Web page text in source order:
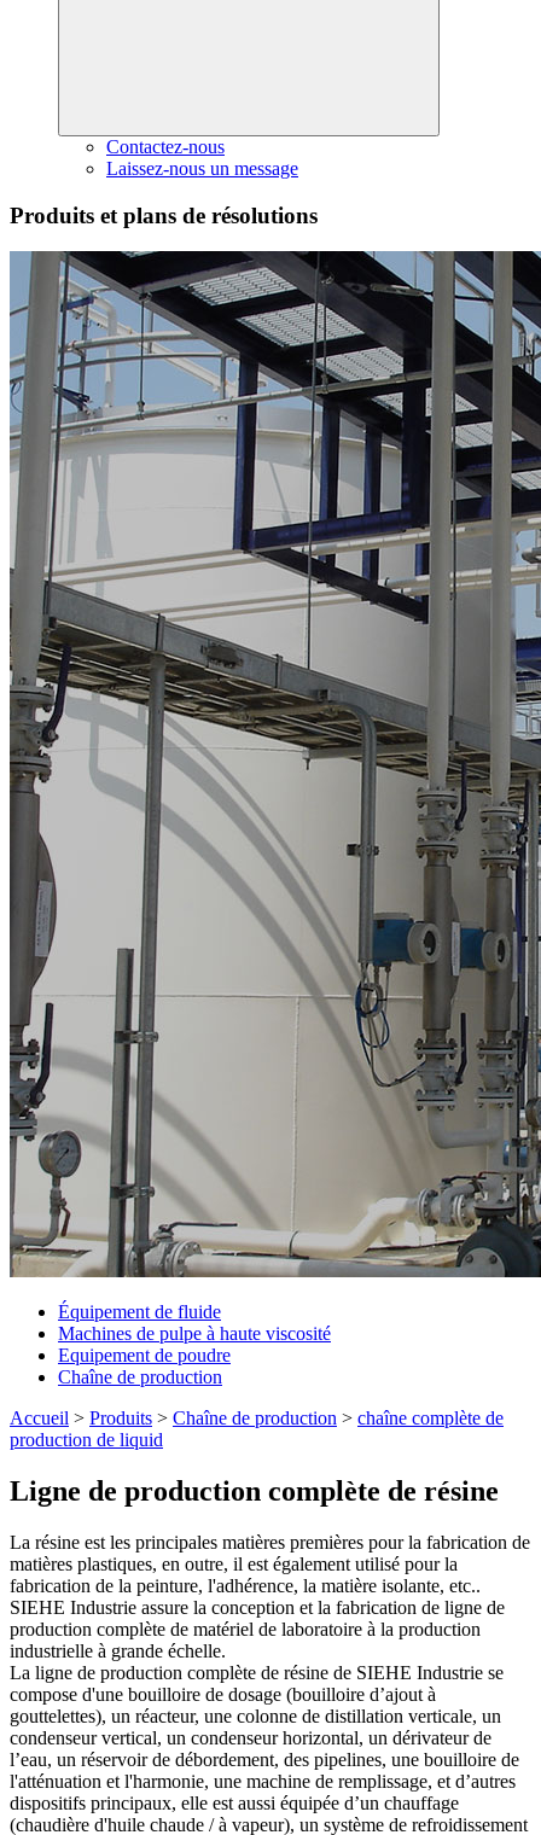
Contactez-nous
Laissez-nous un message
Produits et plans de résolutions
Équipement de fluide
Machines de pulpe à haute viscosité
Equipement de poudre
Chaîne de production
Accueil > Produits > Chaîne de production > chaîne complète de
production de liquid
Ligne de production complète de résine
La résine est les principales matières premières pour la fabrication de
matières plastiques, en outre, il est également utilisé pour la
fabrication de la peinture, l'adhérence, la matière isolante, etc..
SIEHE Industrie assure la conception et la fabrication de ligne de
production complète de matériel de laboratoire à la production
industrielle à grande échelle.
La ligne de production complète de résine de SIEHE Industrie se
compose d'une bouilloire de dosage (bouilloire d’ajout à
gouttelettes), un réacteur, une colonne de distillation verticale, un
condenseur vertical, un condenseur horizontal, un dérivateur de
l’eau, un réservoir de débordement, des pipelines, une bouilloire de
l'atténuation et l'harmonie, une machine de remplissage, et d’autres
dispositifs principaux, elle est aussi équipée d’un chauffage
(chaudière d'huile chaude / à vapeur), un système de refroidissement